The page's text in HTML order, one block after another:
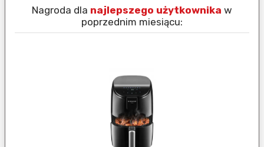
Nagroda dla najlepszego użytkownika w
poprzednim miesiącu: